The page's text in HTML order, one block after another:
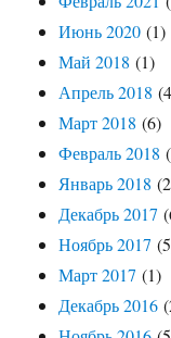
Июнь 2020 (1)
Май 2018 (1)
Апрель 2018
Март 2018 (6)
Февраль 2018
Январь 2018
Декабрь 2017
Ноябрь 2017
Март 2017 (1)
Декабрь 2016